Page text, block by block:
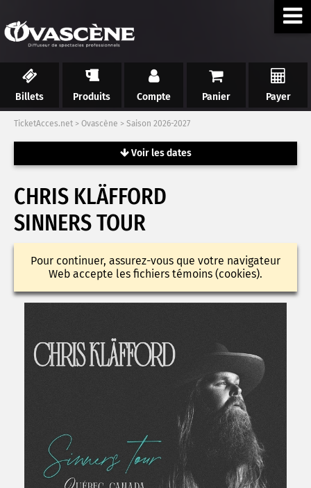
Billets Produits Compte Panier Payer
TicketAcces.net > Ovascène > Saison 2026-2027
Voir les dates
CHRIS KLÄFFORD
SINNERS TOUR
Pour continuer, assurez-vous que votre navigateur
Web accepte les fichiers témoins (cookies).